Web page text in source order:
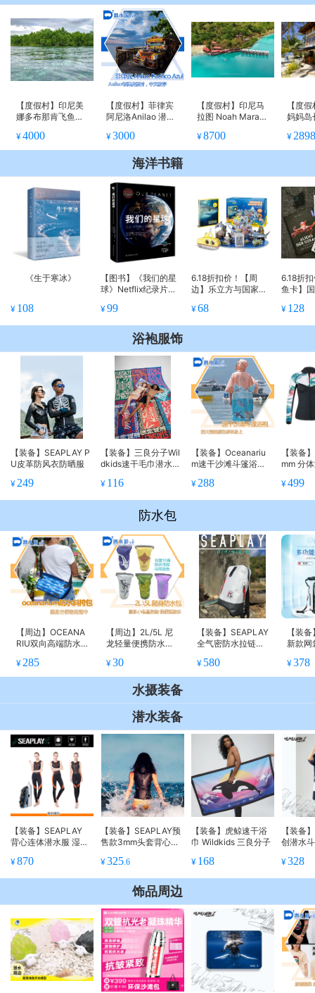
【度假村】印尼美
娜多布那肯飞鱼潜
¥4000
【度假村】菲律宾
阿尼洛Anilao 潜水
ure
¥3000
【度假村】印尼马
拉图 Noah Maratu
套餐
¥8700
【度
妈妈岛
¥
海洋书籍
《生于寒冰》
¥ 108
【图书】《我们的星
球》Netflix纪录片同
¥99
6.18折扣价！【周
边】乐立方与国家地
图——海底探险
¥68
6.18折
鱼卡】
携带无
¥ 128
浴袍服饰
【装备】SEAPLAY P
U皮革防风衣防晒服
¥ 249
【装备】三良分子Wil
dkids速干毛巾潜水游
假海边浴巾
¥ 116
【装备】Oceanariu
m速干沙滩斗篷浴袍
¥ 288
【装备
mm 分
胶超弹料
¥499
防水包
【周边】OCEANA
RIU双向高端防水
挎包胸前包便携
¥ 285
【周边】2L/5L 尼
龙轻量便携防水包
潜水
¥30
【装备】SEAPLAY
全气密防水拉链背
¥ 580
【装
新款网
¥378
水摄装备
潜水装备
【装备】SEAPLAY
背心连体潜水服 湿衣
彩女款
¥870
【装备】SEAPLAY预
售款3mm头套背心，
¥325.6
【装备】虎鲸速干浴
巾 Wildkids 三良分子
¥ 168
【装备
创潜水
¥328
饰品周边